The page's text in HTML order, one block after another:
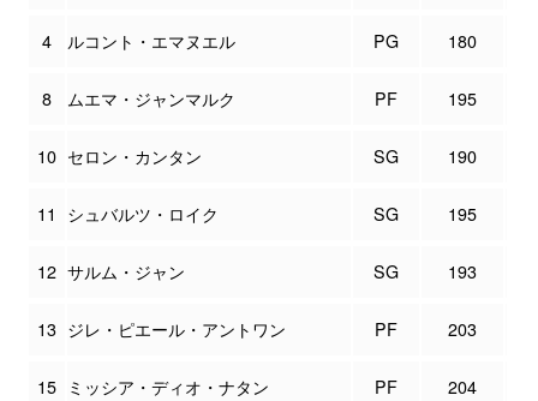
4 ルコント・エマヌエル PG 180
8 ムエマ・ジャンマルク PF 195
10 セロン・カンタン SG 190
11 シュバルツ・ロイク SG 195
12 サルム・ジャン SG 193
13 ジレ・ピエール・アントワン PF 203
15 ミッシア・ディオ・ナタン PF 204